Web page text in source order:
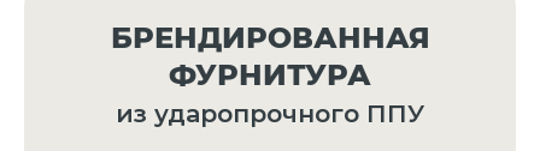
БРЕНДИРОВАННАЯ
ФУРНИТУРА
из ударопрочного ППУ